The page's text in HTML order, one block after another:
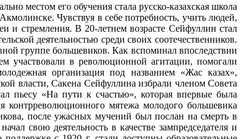
местом его обучения стала русско-казахская школа
Чувствуя в себе потребность, учить людей,
и стремления. В 20-летнем возрасте Сейфуллин стал
деятельностью среди своих соотечественников.
группе большевиков. Как вспоминал впоследствии
участвовали в революционной агитации, помогали
организация под названием «Жас казах»,
власти, Сакена Сейфуллина избрали членом Совета
пьесу «На пути к счастью», которая впервые была
мятежа молодого большевика
после ужасных мучений был послан на смерть в
свою деятельность в качестве зампредседателя и